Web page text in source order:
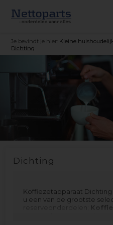
Je bevindt je hier: Kleine
Dichting
Dichting
Koffiezetapparaat
u een van de grootste
reserveonderdelen;